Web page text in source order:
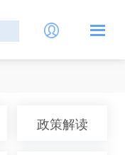
政策解读